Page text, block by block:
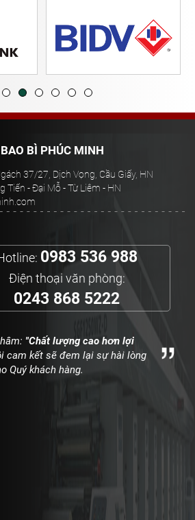
BÌ PHÚC MINH
37/27, Dịch Vọng, Cầu Giấy, HN
Tiến - Đại Mỗ - Từ Liêm - HN
0983 536 988
Điện thoại văn phòng:
0243 868 5222
"Chất lượng cao hơn lợi
cam kết sẽ đem lại sự hài lòng
Quý khách hàng.